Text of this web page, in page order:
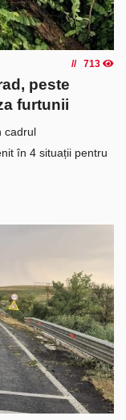
713
peste
furtunii
cadrul
în 4 situații pentru